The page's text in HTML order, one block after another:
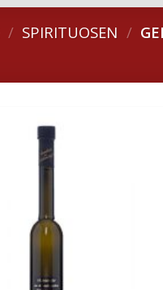
/ SPIRITUOSEN /